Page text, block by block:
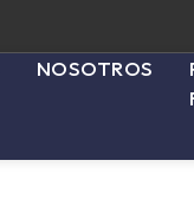
NOSOTROS